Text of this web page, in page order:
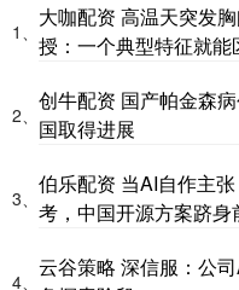
1、
大咖配资 高温天突发
授：一个典型特征就能
2、
创牛配资 国产帕金森
国取得进展
3、
伯乐配资 当AI自作主
考，中国开源方案跻身
4、
云谷策略 深信服：公